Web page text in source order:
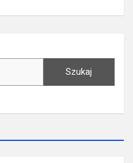
Szukaj